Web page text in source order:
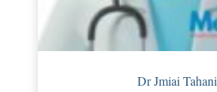
Dr Jmiai Tahani